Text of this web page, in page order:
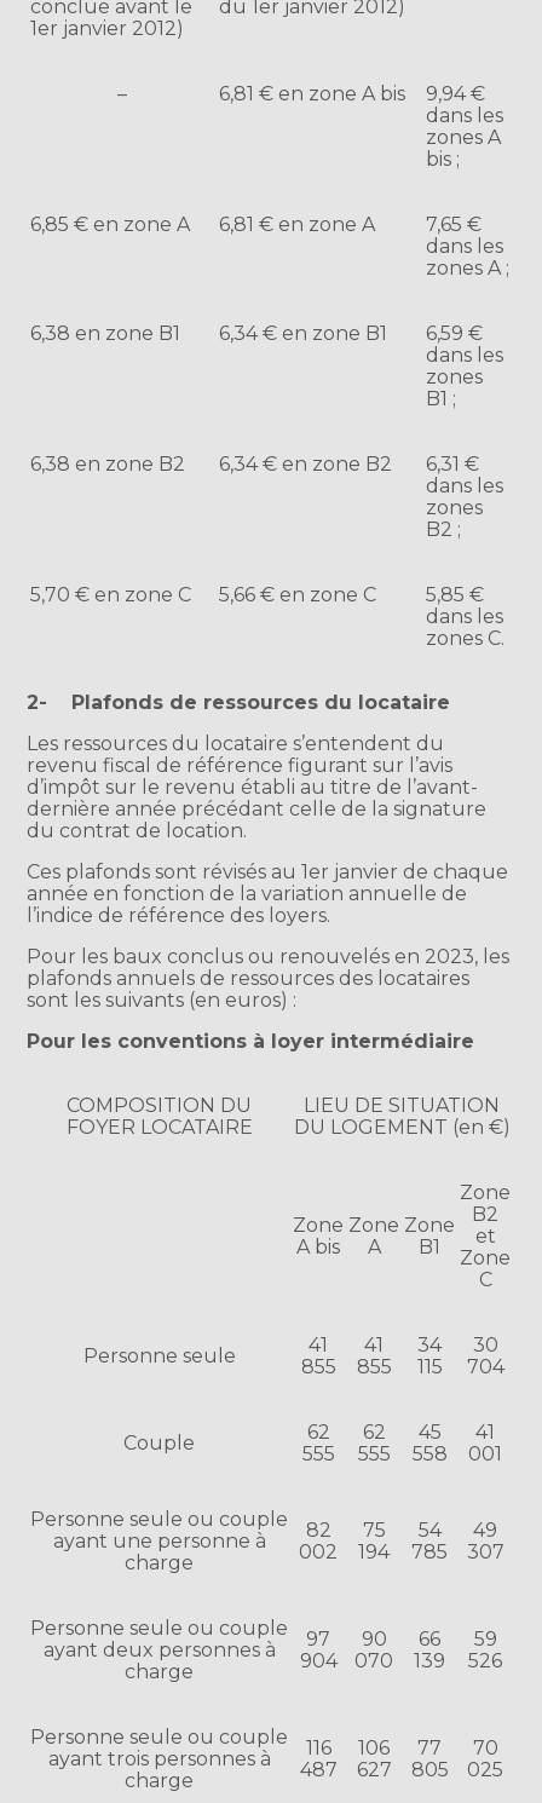
conclue avant le
1er janvier 2012)
du 1er janvier 2012)
– 6,81 € en zone A bis
9,94 €
dans les
zones A
bis ;
6,85 € en zone A 6,81 € en zone A
7,65 €
dans les
zones A ;
6,38 en zone B1 6,34 € en zone B1
6,59 €
dans les
zones
B1 ;
6,38 en zone B2 6,34 € en zone B2
6,31 €
dans les
zones
B2 ;
5,70 € en zone C 5,66 € en zone C
5,85 €
dans les
zones C.
2- Plafonds de ressources du locataire
Les ressources du locataire s’entendent du
revenu fiscal de référence figurant sur l’avis
d’impôt sur le revenu établi au titre de l’avant-
dernière année précédant celle de la signature
du contrat de location.
Ces plafonds sont révisés au 1er janvier de chaque
année en fonction de la variation annuelle de
l’indice de référence des loyers.
Pour les baux conclus ou renouvelés en 2023, les
plafonds annuels de ressources des locataires
sont les suivants (en euros) :
Pour les conventions à loyer intermédiaire
COMPOSITION DU
FOYER LOCATAIRE
LIEU DE SITUATION
DU LOGEMENT (en €)
Zone
A bis
Zone
A
Zone
B1
Zone
B2
et
Zone
C
Personne seule
41
855
41
855
34
115
30
704
Couple
62
555
62
555
45
558
41
001
Personne seule ou couple
ayant une personne à
charge
82
002
75
194
54
785
49
307
Personne seule ou couple
ayant deux personnes à
charge
97
904
90
070
66
139
59
526
Personne seule ou couple
ayant trois personnes à
charge
116
487
106
627
77
805
70
025